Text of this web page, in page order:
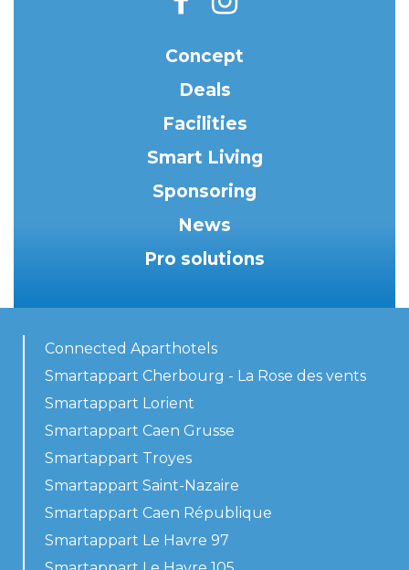
Concept
Deals
Facilities
Smart Living
Sponsoring
News
Pro solutions
Connected Aparthotels
Smartappart Cherbourg - La Rose des vents
Smartappart Lorient
Smartappart Caen Grusse
Smartappart Troyes
Smartappart Saint-Nazaire
Smartappart Caen République
Smartappart Le Havre 97